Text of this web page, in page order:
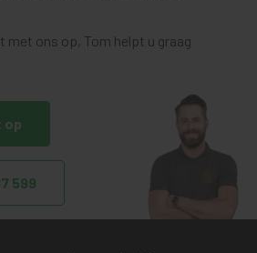
met ons op, Tom helpt u graag
op
599